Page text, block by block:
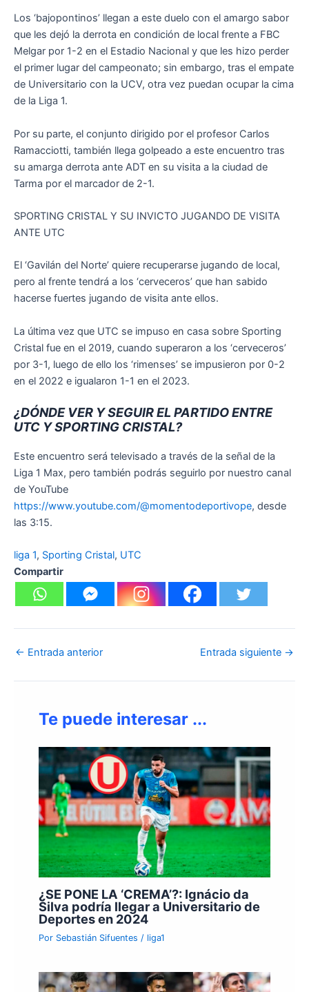
Los ‘bajopontinos’ llegan a este duelo con el amargo sabor
que les dejó la derrota en condición de local frente a FBC
Melgar por 1-2 en el Estadio Nacional y que les hizo perder
el primer lugar del campeonato; sin embargo, tras el empate
de Universitario con la UCV, otra vez puedan ocupar la cima
de la Liga 1.
Por su parte, el conjunto dirigido por el profesor Carlos
Ramacciotti, también llega golpeado a este encuentro tras
su amarga derrota ante ADT en su visita a la ciudad de
Tarma por el marcador de 2-1.
SPORTING CRISTAL Y SU INVICTO JUGANDO DE VISITA
ANTE UTC
El ‘Gavilán del Norte’ quiere recuperarse jugando de local,
pero al frente tendrá a los ‘cerveceros’ que han sabido
hacerse fuertes jugando de visita ante ellos.
La última vez que UTC se impuso en casa sobre Sporting
Cristal fue en el 2019, cuando superaron a los ‘cerveceros’
por 3-1, luego de ello los ‘rimenses’ se impusieron por 0-2
en el 2022 e igualaron 1-1 en el 2023.
¿DÓNDE VER Y SEGUIR EL PARTIDO ENTRE
UTC Y SPORTING CRISTAL?
Este encuentro será televisado a través de la señal de la
Liga 1 Max, pero también podrás seguirlo por nuestro canal
de YouTube
https://www.youtube.com/@momentodeportivope, desde
las 3:15.
liga 1, Sporting Cristal, UTC
Compartir
← Entrada anterior Entrada siguiente →
Te puede interesar ...
¿SE PONE LA ‘CREMA’?: Ignácio da
Silva podría llegar a Universitario de
Deportes en 2024
Por Sebastián Sifuentes / liga1